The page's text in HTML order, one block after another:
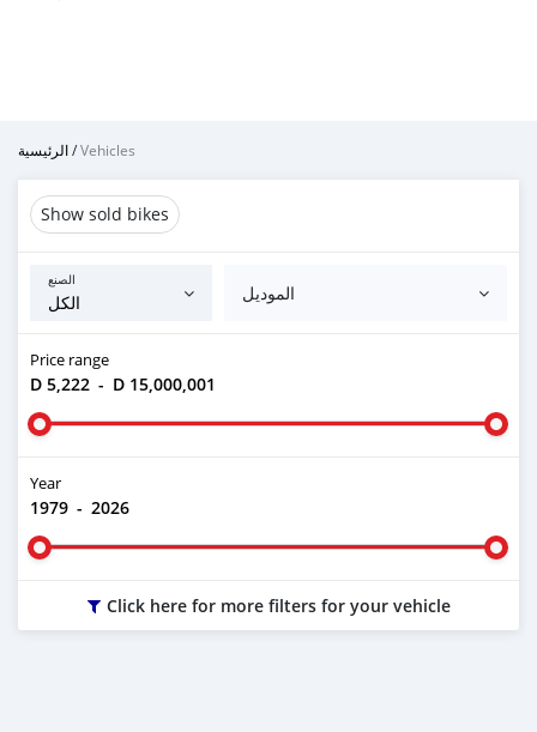
الرئيسية/Vehicles
Show sold bikes
الصنع
الموديل
Price range
D 5,222 - D 15,000,001
Year
1979 - 2026
Click here for more filters for your vehicle